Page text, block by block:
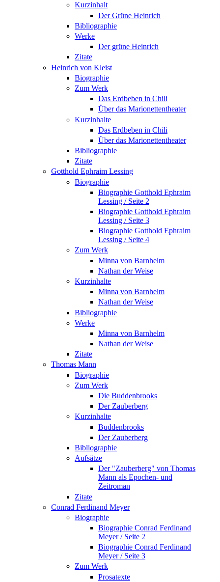
Kurzinhalt
Der Grüne Heinrich
Bibliographie
Werke
Der grüne Heinrich
Zitate
Heinrich von Kleist
Biographie
Zum Werk
Das Erdbeben in Chili
Über das Marionettentheater
Kurzinhalte
Das Erdbeben in Chili
Über das Marionettentheater
Bibliographie
Zitate
Gotthold Ephraim Lessing
Biographie
Biographie Gotthold Ephraim
Lessing / Seite 2
Biographie Gotthold Ephraim
Lessing / Seite 3
Biographie Gotthold Ephraim
Lessing / Seite 4
Zum Werk
Minna von Barnhelm
Nathan der Weise
Kurzinhalte
Minna von Barnhelm
Nathan der Weise
Bibliographie
Werke
Minna von Barnhelm
Nathan der Weise
Zitate
Thomas Mann
Biographie
Zum Werk
Die Buddenbrooks
Der Zauberberg
Kurzinhalte
Buddenbrooks
Der Zauberberg
Bibliographie
Aufsätze
Der "Zauberberg" von Thomas
Mann als Epochen- und
Zeitroman
Zitate
Conrad Ferdinand Meyer
Biographie
Biographie Conrad Ferdinand
Meyer / Seite 2
Biographie Conrad Ferdinand
Meyer / Seite 3
Zum Werk
Prosatexte